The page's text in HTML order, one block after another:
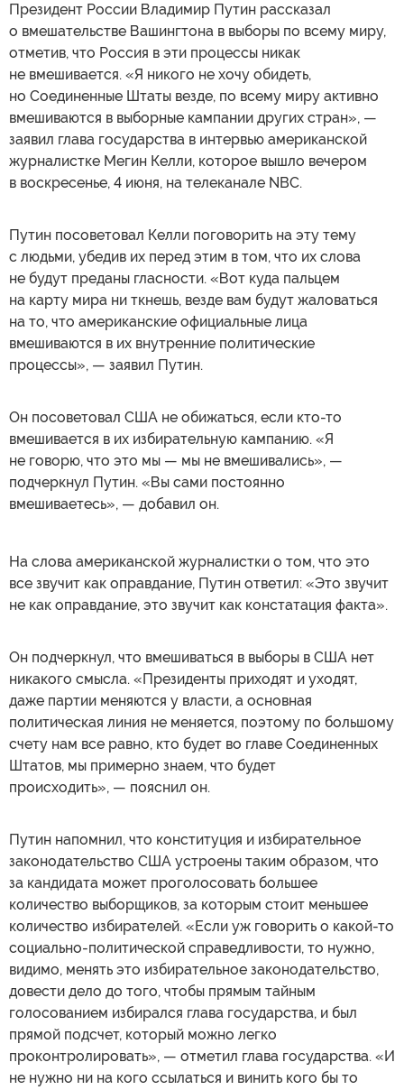
Президент России Владимир Путин рассказал
о вмешательстве Вашингтона в выборы по всему миру,
отметив, что Россия в эти процессы никак
не вмешивается. «Я никого не хочу обидеть,
но Соединенные Штаты везде, по всему миру активно
вмешиваются в выборные кампании других стран», —
заявил глава государства в интервью американской
журналистке Мегин Келли, которое вышло вечером
в воскресенье, 4 июня, на телеканале NBC.
Путин посоветовал Келли поговорить на эту тему
с людьми, убедив их перед этим в том, что их слова
не будут преданы гласности. «Вот куда пальцем
на карту мира ни ткнешь, везде вам будут жаловаться
на то, что американские официальные лица
вмешиваются в их внутренние политические
процессы», — заявил Путин.
Он посоветовал США не обижаться, если кто-то
вмешивается в их избирательную кампанию. «Я
не говорю, что это мы — мы не вмешивались», —
подчеркнул Путин. «Вы сами постоянно
вмешиваетесь», — добавил он.
На слова американской журналистки о том, что это
все звучит как оправдание, Путин ответил: «Это звучит
не как оправдание, это звучит как констатация факта».
Он подчеркнул, что вмешиваться в выборы в США нет
никакого смысла. «Президенты приходят и уходят,
даже партии меняются у власти, а основная
политическая линия не меняется, поэтому по большому
счету нам все равно, кто будет во главе Соединенных
Штатов, мы примерно знаем, что будет
происходить», — пояснил он.
Путин напомнил, что конституция и избирательное
законодательство США устроены таким образом, что
за кандидата может проголосовать большее
количество выборщиков, за которым стоит меньшее
количество избирателей. «Если уж говорить о какой-то
социально-политической справедливости, то нужно,
видимо, менять это избирательное законодательство,
довести дело до того, чтобы прямым тайным
голосованием избирался глава государства, и был
прямой подсчет, который можно легко
проконтролировать», — отметил глава государства. «И
не нужно ни на кого ссылаться и винить кого бы то